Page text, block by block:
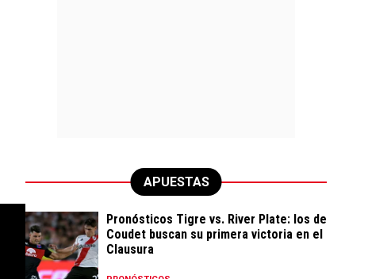
APUESTAS
Pronósticos Tigre vs. River Plate: los de
Coudet buscan su primera victoria en el
Clausura